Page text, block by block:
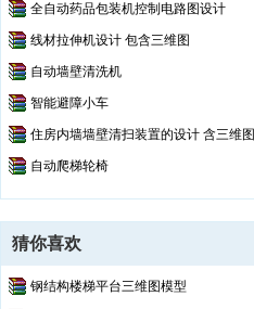
全自动药品包装机控制电路图设计
线材拉伸机设计 包含三维图
自动墙壁清洗机
智能避障小车
住房内墙墙壁清扫装置的设计 含三维图
自动爬梯轮椅
猜你喜欢
钢结构楼梯平台三维图模型